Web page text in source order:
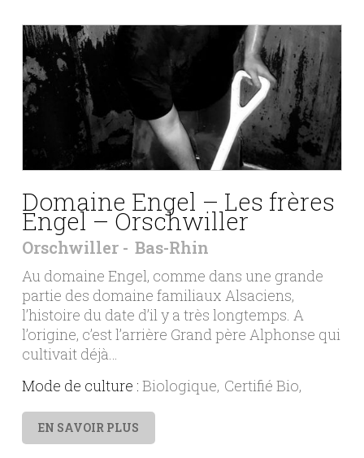
Domaine Engel – Les frères
Engel – Orschwiller
Orschwiller Bas-Rhin
Au domaine Engel, comme dans une grande
partie des domaine familiaux Alsaciens,
l’histoire du date d’il y a très longtemps. A
l’origine, c’est l’arrière Grand père Alphonse qui
cultivait déjà…
Mode de culture : Biologique Certifié Bio
EN SAVOIR PLUS